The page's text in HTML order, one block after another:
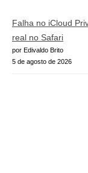
Falha no iCloud
real no Safari
por Edivaldo Brito
5 de agosto de 2026